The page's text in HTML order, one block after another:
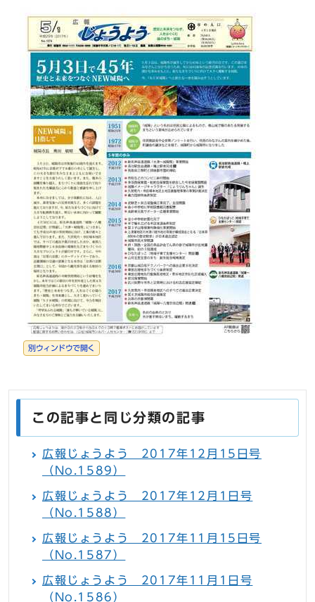
別ウィンドウで開く
この記事と同じ分類の記事
広報じょうよう 2017年12月15日号
（No.1589）
広報じょうよう 2017年12月1日号
（No.1588）
広報じょうよう 2017年11月15日号
（No.1587）
広報じょうよう 2017年11月1日号
（No.1586）